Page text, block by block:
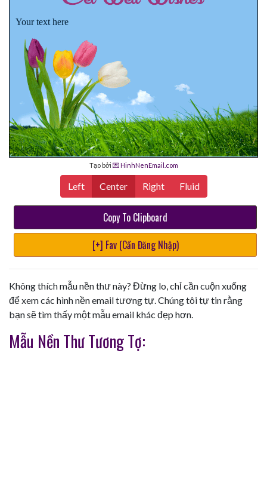
Your text here
Tạo bởi 💌 HinhNenEmail.com
Left Center Right Fluid
Copy To Clipboard
[+] Fav (Cần Đăng Nhập)
Không thích mẫu nền thư này? Đừng lo, chỉ cần cuộn xuống
để xem các hình nền email tương tự. Chúng tôi tự tin rằng
bạn sẽ tìm thấy một mẫu email khác đẹp hơn.
Mẫu Nền Thư Tương Tợ: